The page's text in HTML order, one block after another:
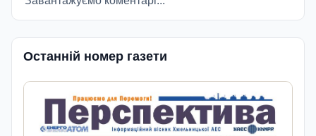
Останній номер газети